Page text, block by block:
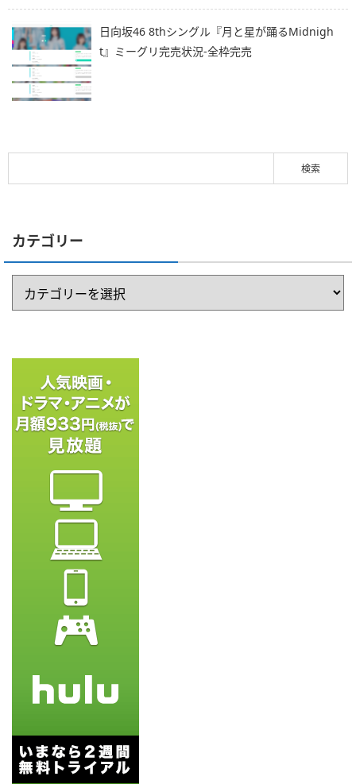
日向坂46 8thシングル『月と星が踊るMidnigh
t』ミーグリ完売状況-全枠完売
カテゴリー